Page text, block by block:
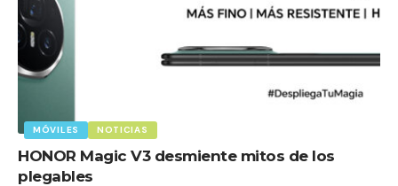
MÓVILES NOTICIAS
HONOR Magic V3 desmiente mitos de los
plegables